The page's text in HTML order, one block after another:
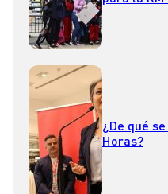
¿De qué
Horas?